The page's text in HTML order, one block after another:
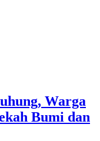
Warga
Bumi dan